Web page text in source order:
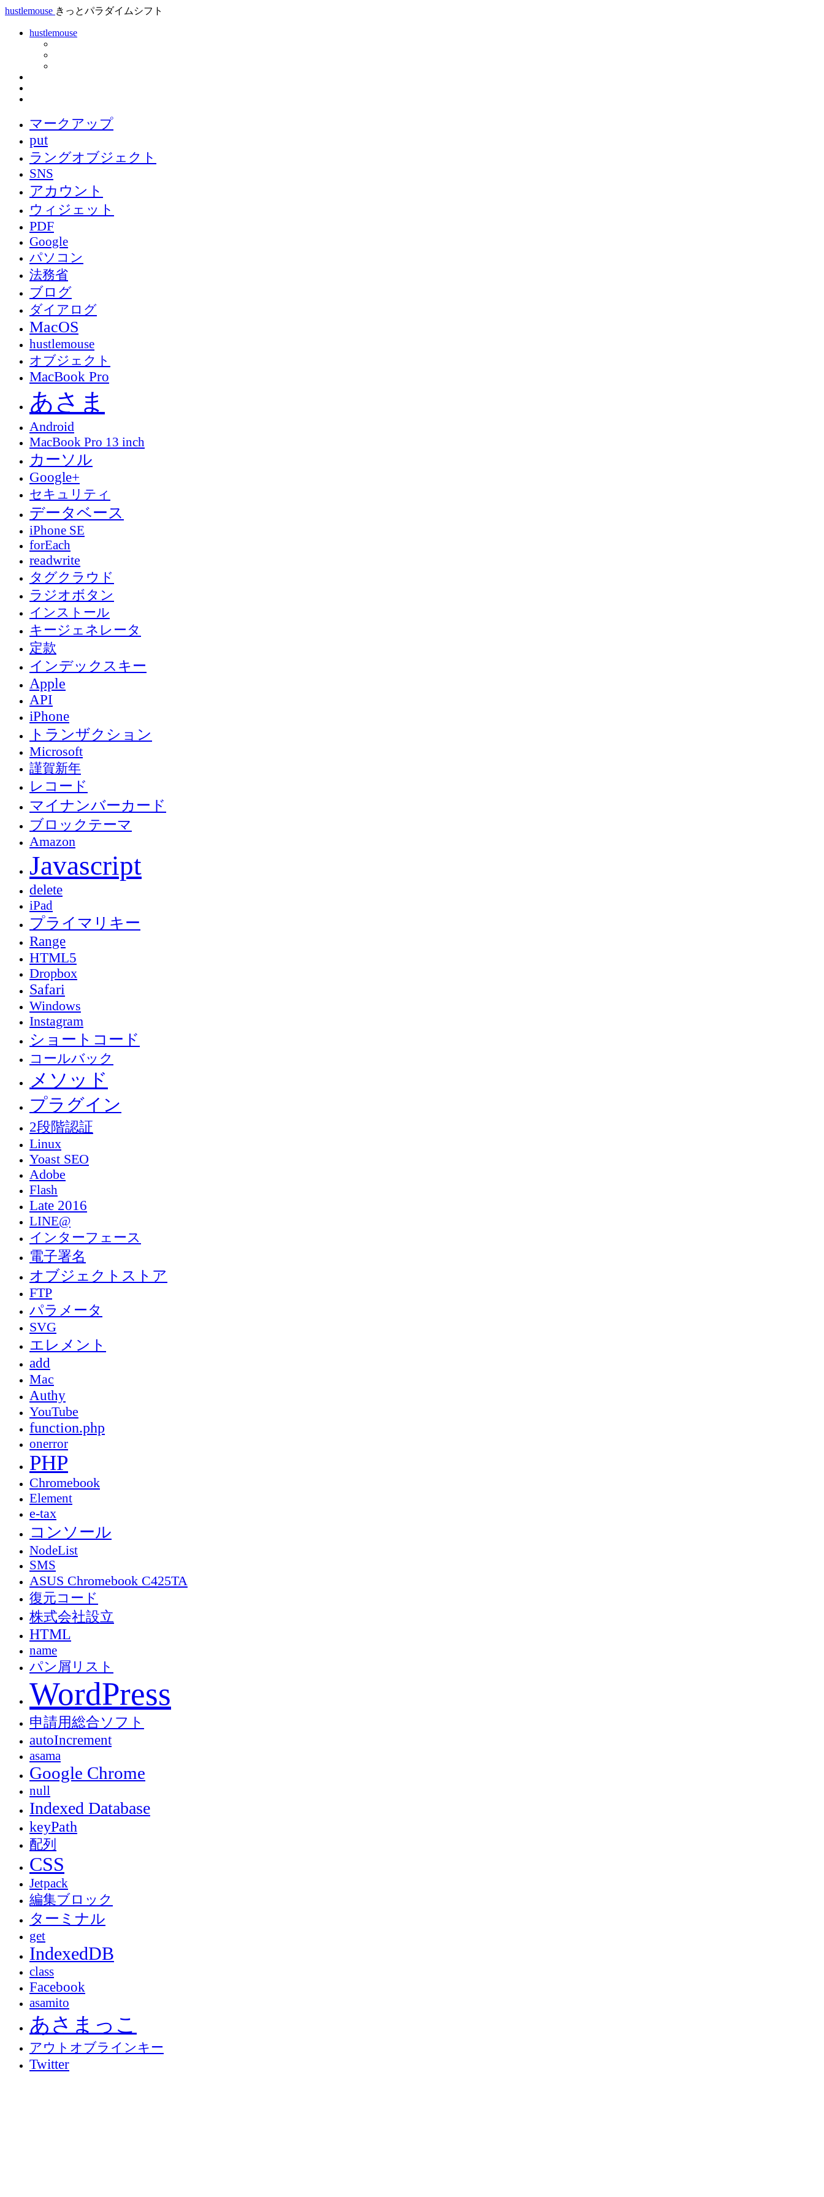
hustlemouse きっとパラダイムシフト
hustlemouse
マークアップ
put
ラングオブジェクト
SNS
アカウント
ウィジェット
PDF
Google
パソコン
法務省
ブログ
ダイアログ
MacOS
hustlemouse
オブジェクト
MacBook Pro
あさま
Android
MacBook Pro 13 inch
カーソル
Google+
セキュリティ
データベース
iPhone SE
forEach
readwrite
タグクラウド
ラジオボタン
インストール
キージェネレータ
定款
インデックスキー
Apple
API
iPhone
トランザクション
Microsoft
謹賀新年
レコード
マイナンバーカード
ブロックテーマ
Amazon
Javascript
delete
iPad
プライマリキー
Range
HTML5
Dropbox
Safari
Windows
Instagram
ショートコード
コールバック
メソッド
プラグイン
2段階認証
Linux
Yoast SEO
Adobe
Flash
Late 2016
LINE@
インターフェース
電子署名
オブジェクトストア
FTP
パラメータ
SVG
エレメント
add
Mac
Authy
YouTube
function.php
onerror
PHP
Chromebook
Element
e-tax
コンソール
NodeList
SMS
ASUS Chromebook C425TA
復元コード
株式会社設立
HTML
name
パン屑リスト
WordPress
申請用総合ソフト
autoIncrement
asama
Google Chrome
null
Indexed Database
keyPath
配列
CSS
Jetpack
編集ブロック
ターミナル
get
IndexedDB
class
Facebook
asamito
あさまっこ
アウトオブラインキー
Twitter